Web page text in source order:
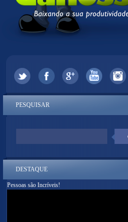
PESQUISAR
DESTAQUE
Pessoas são Incríveis!